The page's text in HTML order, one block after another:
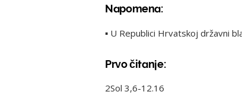
Napomena:
▪ U Republici Hrvatskoj državni
Prvo čitanje:
2Sol 3,6-12.16